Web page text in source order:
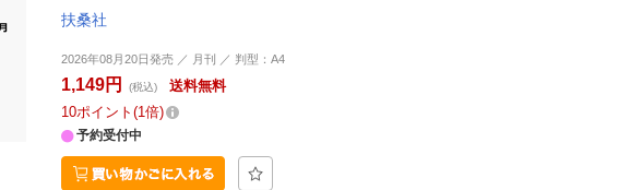
扶桑社
2026年08月20日発売 ／ 月刊 ／ 判型：A4
1,149円 (税込)
送料無料
10ポイント 1倍
予約受付中